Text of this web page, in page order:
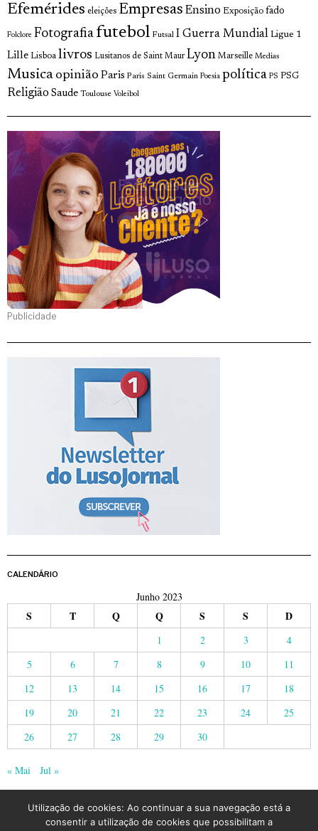
Efemérides eleições Empresas Ensino Exposição fado
Folclore Fotografia futebol Futsal I Guerra Mundial Ligue 1
Lille Lisboa livros Lusitanos de Saint Maur Lyon Marseille Medias
Musica opinião Paris Paris Saint Germain Poesia política PS PSG
Religião Saude Toulouse Voleibol
Publicidade
CALENDÁRIO
Junho 2023
S T Q Q S S D
1 2 3
4
5
6 7 8 9 10
11
12
13 14 15 16 17
18
19
20 21 22 23 24
25
26
27 28 29 30
« Mai Jul »
Utilização de cookies: Ao continuar a sua navegação está a
consentir a utilização de cookies que possibilitam a